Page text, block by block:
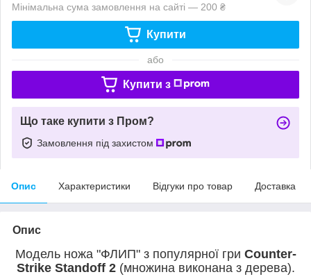
Мінімальна сума замовлення на сайті — 200 ₴
Купити
або
Купити з
Що таке купити з Пром?
Замовлення під захистом
Опис Характеристики Відгуки про товар Доставка
Опис
Модель ножа "ФЛИП" з популярної гри Counter-
Strike Standoff 2(множина виконана з дерева).